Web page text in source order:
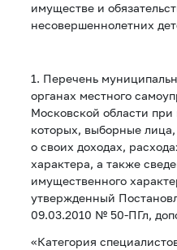
имуществе и
несовершеннолетних
1. Перечень
органах местного
Московской области
которых, выборные
о своих доходах,
характера, а также
имущественного
утвержденный
09.03.2010 № 50-ПГл,
«Категория